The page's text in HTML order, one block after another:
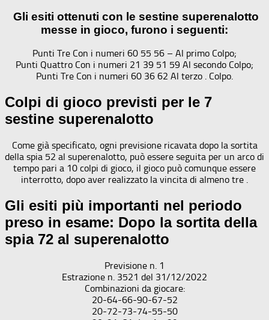
Gli esiti ottenuti con le sestine superenalotto
messe in gioco, furono i seguenti:
Punti Tre Con i numeri 60 55 56 – Al primo Colpo;
Punti Quattro Con i numeri 21 39 51 59 Al secondo Colpo;
Punti Tre Con i numeri 60 36 62 Al terzo . Colpo.
Colpi di gioco previsti per le 7
sestine superenalotto
Come già specificato, ogni previsione ricavata dopo la sortita
della spia 52 al superenalotto, può essere seguita per un arco di
tempo pari a 10 colpi di gioco, il gioco può comunque essere
interrotto, dopo aver realizzato la vincita di almeno tre .
Gli esiti più importanti nel periodo
preso in esame: Dopo la sortita della
spia 72 al superenalotto
Previsione n. 1
Estrazione n. 3521 del 31/12/2022
Combinazioni da giocare:
20-64-66-90-67-52
20-72-73-74-55-50